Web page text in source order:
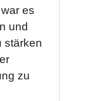
es
und
stärken
zu